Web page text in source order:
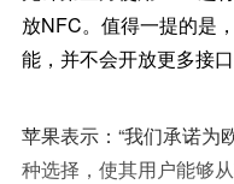
放NFC。值得一提的是
能，并不会开放更多接
苹果表示：“我们承诺为
种选择，使其用户能够